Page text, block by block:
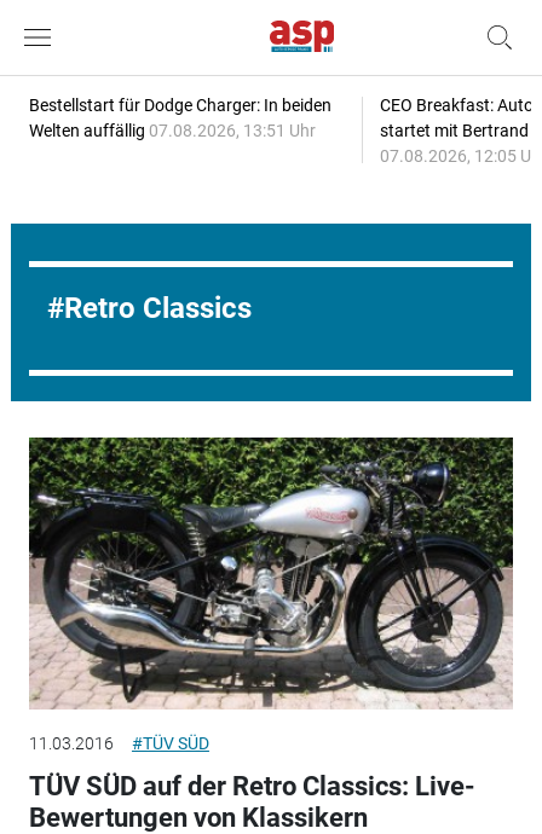
Bestellstart für Dodge Charger: In beiden
Welten auffällig 07.08.2026, 13:51 Uhr
CEO Breakfast:
startet mit Bertrand
07.08.2026, 12:05
Retro Classics
11.03.2016 #TÜV SÜD
TÜV SÜD auf der Retro Classics: Live-
Bewertungen von Klassikern